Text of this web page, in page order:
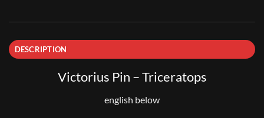
DESCRIPTION
Victorius Pin – Triceratops
english below